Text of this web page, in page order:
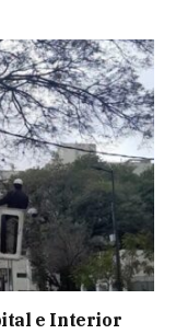
e Interior